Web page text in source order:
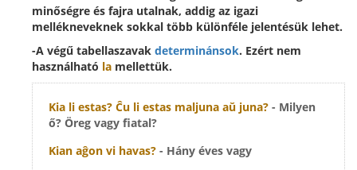
minőségre és fajra utalnak, addig az igazi
mellékneveknek sokkal több különféle jelentésük lehet.
-A végű tabellaszavak determinánsok. Ezért nem
használható la mellettük.
Kia li estas? Ĉu li estas maljuna aŭ juna? - Milyen
ő? Öreg vagy fiatal?
Kian aĝon vi havas? - Hány éves vagy